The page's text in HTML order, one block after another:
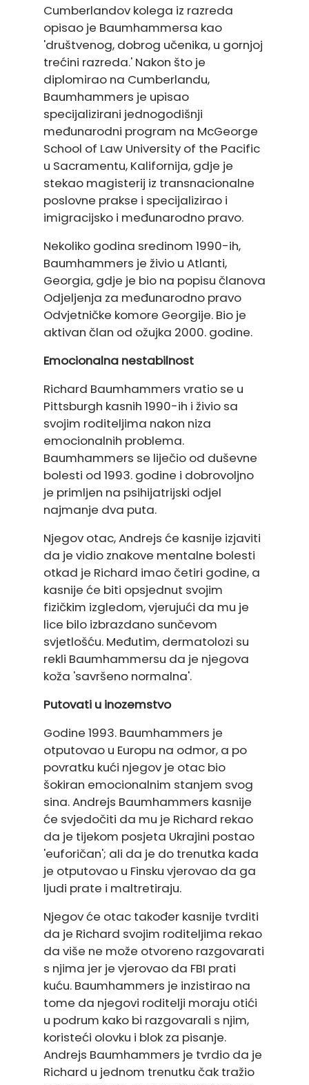
Cumberlandov kolega iz razreda
opisao je Baumhammersa kao
'društvenog, dobrog učenika, u gornjoj
trećini razreda.' Nakon što je
diplomirao na Cumberlandu,
Baumhammers je upisao
specijalizirani jednogodišnji
međunarodni program na McGeorge
School of Law University of the Pacific
u Sacramentu, Kalifornija, gdje je
stekao magisterij iz transnacionalne
poslovne prakse i specijalizirao i
imigracijsko i međunarodno pravo.
Nekoliko godina sredinom 1990-ih,
Baumhammers je živio u Atlanti,
Georgia, gdje je bio na popisu članova
Odjeljenja za međunarodno pravo
Odvjetničke komore Georgije. Bio je
aktivan član od ožujka 2000. godine.
Emocionalna nestabilnost
Richard Baumhammers vratio se u
Pittsburgh kasnih 1990-ih i živio sa
svojim roditeljima nakon niza
emocionalnih problema.
Baumhammers se liječio od duševne
bolesti od 1993. godine i dobrovoljno
je primljen na psihijatrijski odjel
najmanje dva puta.
Njegov otac, Andrejs će kasnije izjaviti
da je vidio znakove mentalne bolesti
otkad je Richard imao četiri godine, a
kasnije će biti opsjednut svojim
fizičkim izgledom, vjerujući da mu je
lice bilo izbrazdano sunčevom
svjetlošću. Međutim, dermatolozi su
rekli Baumhammersu da je njegova
koža 'savršeno normalna'.
Putovati u inozemstvo
Godine 1993. Baumhammers je
otputovao u Europu na odmor, a po
povratku kući njegov je otac bio
šokiran emocionalnim stanjem svog
sina. Andrejs Baumhammers kasnije
će svjedočiti da mu je Richard rekao
da je tijekom posjeta Ukrajini postao
'euforičan'; ali da je do trenutka kada
je otputovao u Finsku vjerovao da ga
ljudi prate i maltretiraju.
Njegov će otac također kasnije tvrditi
da je Richard svojim roditeljima rekao
da više ne može otvoreno razgovarati
s njima jer je vjerovao da FBI prati
kuću. Baumhammers je inzistirao na
tome da njegovi roditelji moraju otići
u podrum kako bi razgovarali s njim,
koristeći olovku i blok za pisanje.
Andrejs Baumhammers je tvrdio da je
Richard u jednom trenutku čak tražio